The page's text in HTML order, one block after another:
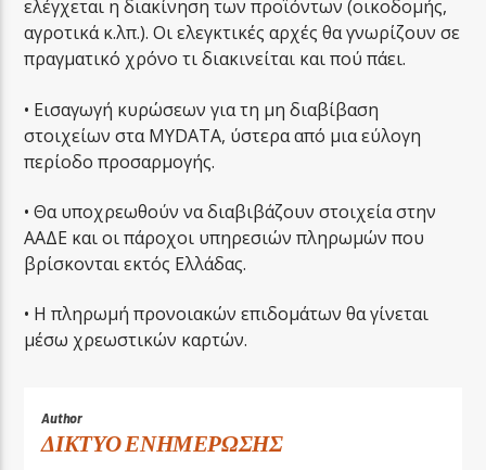
ελέγχεται η διακίνηση των προϊόντων (οικοδομής,
αγροτικά κ.λπ.). Οι ελεγκτικές αρχές θα γνωρίζουν σε
πραγματικό χρόνο τι διακινείται και πού πάει.
• Εισαγωγή κυρώσεων για τη μη διαβίβαση
στοιχείων στα MYDATA, ύστερα από μια εύλογη
περίοδο προσαρμογής.
• Θα υποχρεωθούν να διαβιβάζουν στοιχεία στην
ΑΑΔΕ και οι πάροχοι υπηρεσιών πληρωμών που
βρίσκονται εκτός Ελλάδας.
• Η πληρωμή προνοιακών επιδομάτων θα γίνεται
μέσω χρεωστικών καρτών.
Author
ΔΙΚΤΥΟ ΕΝΗΜΕΡΩΣΗΣ